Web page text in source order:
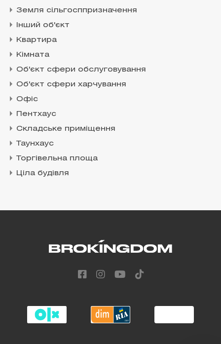
Земля сільгосппризначення
Інший об'єкт
Квартира
Кімната
Об'єкт сфери обслуговування
Об'єкт сфери харчування
Офіс
Пентхаус
Складське приміщення
Таунхаус
Торгівельна площа
Ціла будівля